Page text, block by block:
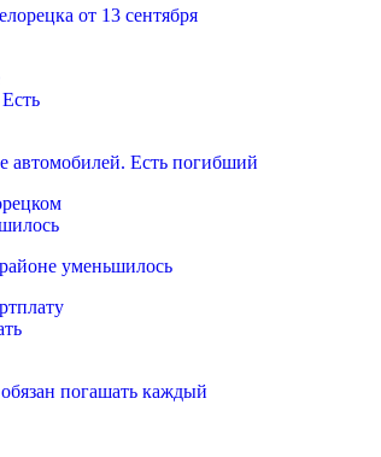
от 13 сентября
автомобилей. Есть погибший
уменьшилось
погашать каждый